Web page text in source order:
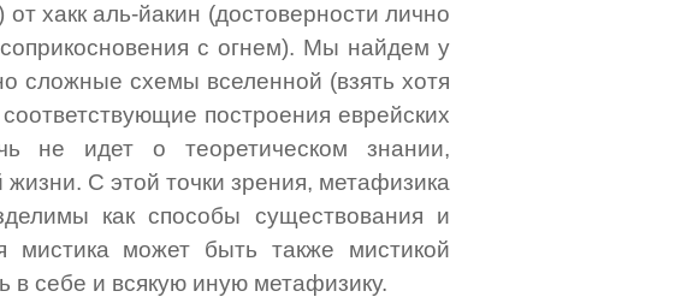
хакк аль-йакин (достоверности лично
с огнем). Мы найдем у
сложные схемы вселенной (взять хотя
построения еврейских
не идет о теоретическом знании,
С этой точки зрения, метафизика
как способы существования и
мистика может быть также мистикой
себе и всякую иную метафизику.